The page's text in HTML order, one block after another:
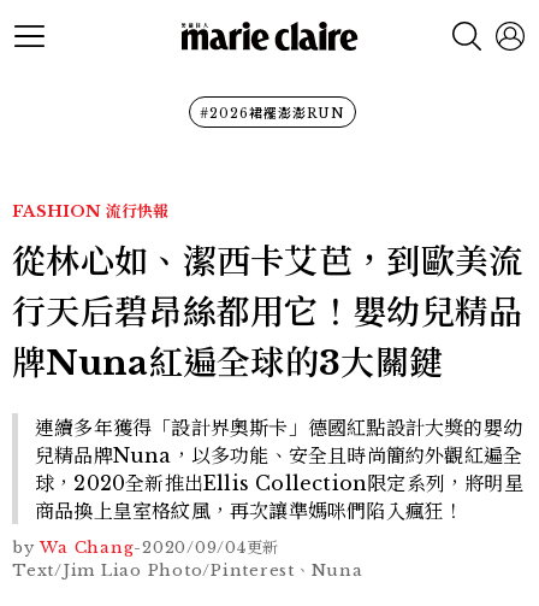
#2026裙襬澎澎RUN
FASHION 流行快報
從林心如、潔西卡艾芭，到歐美流
行天后碧昂絲都用它！嬰幼兒精品
牌Nuna紅遍全球的3大關鍵
連續多年獲得「設計界奧斯卡」德國紅點設計大獎的嬰幼
兒精品牌Nuna，以多功能、安全且時尚簡約外觀紅遍全
球，2020全新推出Ellis Collection限定系列，將明星
商品換上皇室格紋風，再次讓準媽咪們陷入瘋狂！
by Wa Chang-2020/09/04更新
Text/Jim Liao Photo/Pinterest、Nuna